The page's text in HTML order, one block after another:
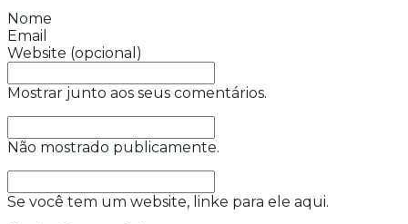
Nome
Email
Website (opcional)
Mostrar junto aos seus comentários.
Não mostrado publicamente.
Se você tem um website, linke para ele aqui.